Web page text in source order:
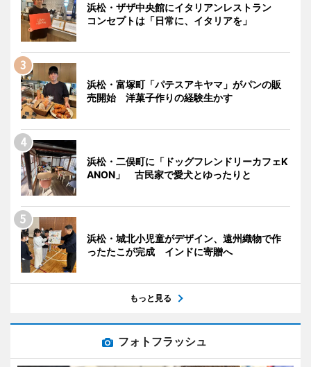
浜松・ザザ中央館にイタリアンレストラン
コンセプトは「日常に、イタリアを」
浜松・富塚町「パテスアキヤマ」がパンの販
売開始 洋菓子作りの経験生かす
浜松・二俣町に「ドッグフレンドリーカフェK
ANON」 古民家で愛犬とゆったりと
浜松・城北小児童がデザイン、遠州織物で作
ったたこが完成 インドに寄贈へ
もっと見る
フォトフラッシュ